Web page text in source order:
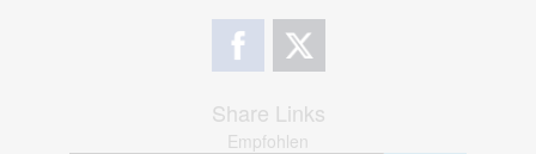
Share Links
Empfohlen